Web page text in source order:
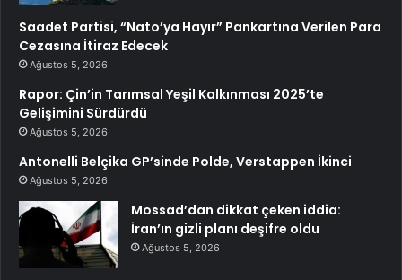
Saadet Partisi, “Nato’ya Hayır” Pankartına Verilen Para
Cezasına İtiraz Edecek
Ağustos 5, 2026
Rapor: Çin’in Tarımsal Yeşil Kalkınması 2025’te
Gelişimini Sürdürdü
Ağustos 5, 2026
Antonelli Belçika GP’sinde Polde, Verstappen İkinci
Ağustos 5, 2026
Mossad’dan dikkat çeken iddia:
İran’ın gizli planı deşifre oldu
Ağustos 5, 2026